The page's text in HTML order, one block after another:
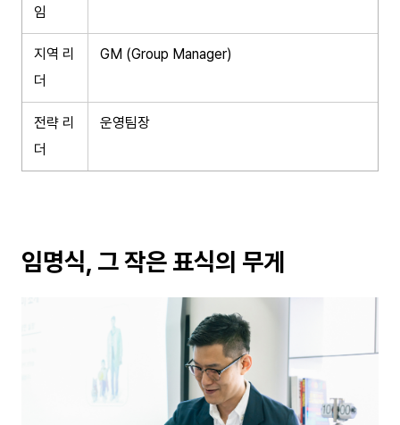
임
지역 리
더
GM (Group Manager)
전략 리
더
운영팀장
임명식, 그 작은 표식의 무게